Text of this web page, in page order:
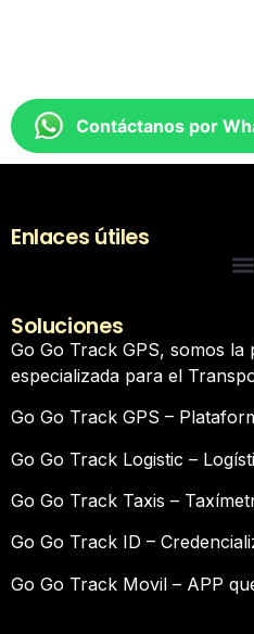
Contáctanos por
Enlaces útiles
Soluciones
Go Go Track GPS, somos la
especializada para el
Go Go Track GPS –
Go Go Track Logistic –
Go Go Track Taxis –
Go Go Track ID –
Go Go Track Movil – APP